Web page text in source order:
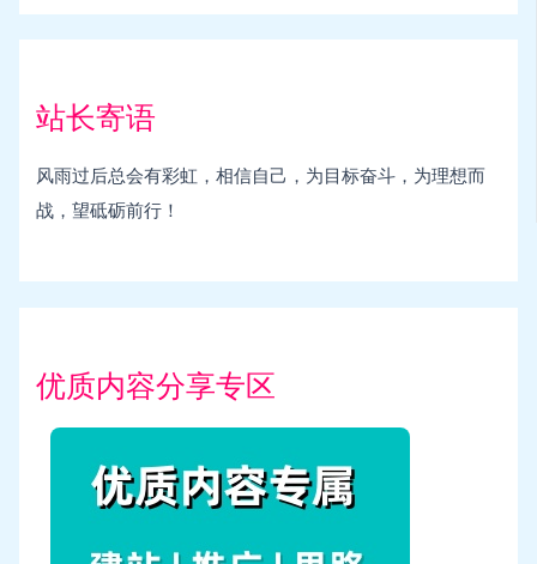
站长寄语
风雨过后总会有彩虹，相信自己，为目标奋斗，为理想而
战，望砥砺前行！
优质内容分享专区